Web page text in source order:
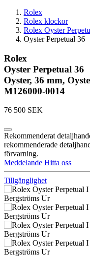
Rolex
Rolex klockor
Rolex Oyster
Oyster Perpetual 36
Rolex
Oyster Perpetual 36
Oyster, 36 mm,
M126000-0014
76 500 SEK
Rekommenderat
rekommenderade
förvarning.
Meddelande Hitta oss
Tillgänglighet